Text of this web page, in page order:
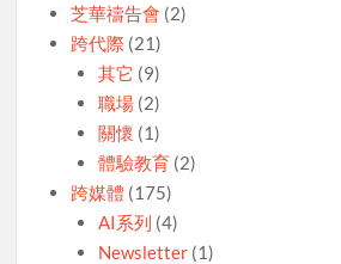
芝華禱告會 (2)
跨代際 (21)
其它 (9)
職場(2)
關懷 (1)
體驗教育(2)
跨媒體 (175)
AI系列 (4)
Newsletter(1)